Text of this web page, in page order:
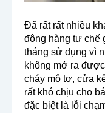
Đã rất rất nhiều
động hàng tự chế
tháng sử dụng vì
không mở ra
cháy mô tơ, cửa
rất khó chịu cho
đặc biệt là lỗi